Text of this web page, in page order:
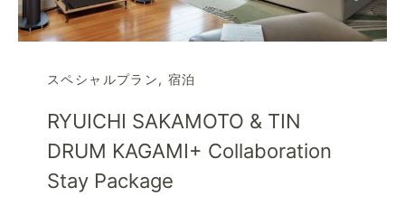
スペシャルプラン,宿泊
RYUICHI SAKAMOTO & TIN
DRUM KAGAMI+ Collaboration
Stay Package